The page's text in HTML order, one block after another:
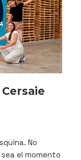
No
el momento